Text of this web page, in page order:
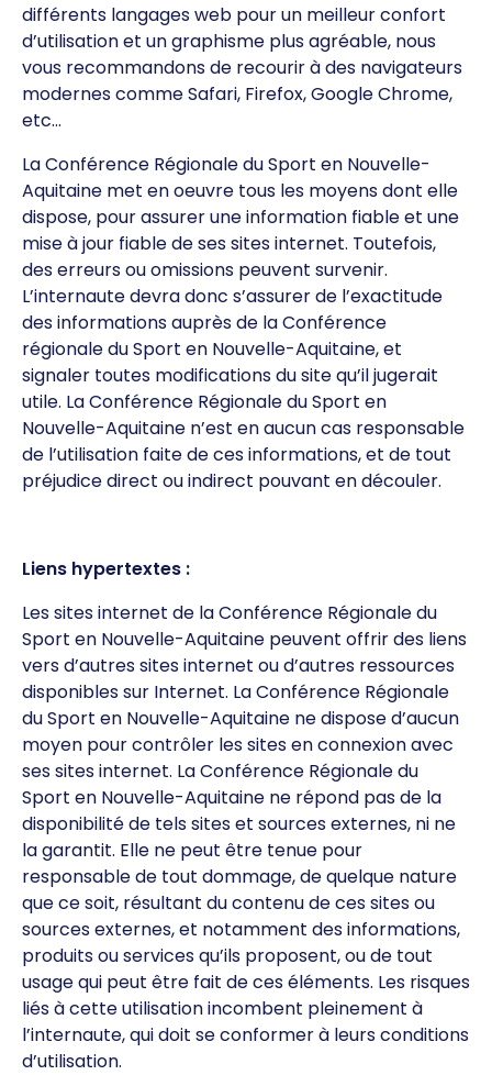
différents langages web pour un meilleur confort
d’utilisation et un graphisme plus agréable, nous
vous recommandons de recourir à des navigateurs
modernes comme Safari, Firefox, Google Chrome,
etc…
La Conférence Régionale du Sport en Nouvelle-
Aquitaine met en oeuvre tous les moyens dont elle
dispose, pour assurer une information fiable et une
mise à jour fiable de ses sites internet. Toutefois,
des erreurs ou omissions peuvent survenir.
L’internaute devra donc s’assurer de l’exactitude
des informations auprès de la Conférence
régionale du Sport en Nouvelle-Aquitaine, et
signaler toutes modifications du site qu’il jugerait
utile. La Conférence Régionale du Sport en
Nouvelle-Aquitaine n’est en aucun cas responsable
de l’utilisation faite de ces informations, et de tout
préjudice direct ou indirect pouvant en découler.
Liens hypertextes :
Les sites internet de la Conférence Régionale du
Sport en Nouvelle-Aquitaine peuvent offrir des liens
vers d’autres sites internet ou d’autres ressources
disponibles sur Internet. La Conférence Régionale
du Sport en Nouvelle-Aquitaine ne dispose d’aucun
moyen pour contrôler les sites en connexion avec
ses sites internet. La Conférence Régionale du
Sport en Nouvelle-Aquitaine ne répond pas de la
disponibilité de tels sites et sources externes, ni ne
la garantit. Elle ne peut être tenue pour
responsable de tout dommage, de quelque nature
que ce soit, résultant du contenu de ces sites ou
sources externes, et notamment des informations,
produits ou services qu’ils proposent, ou de tout
usage qui peut être fait de ces éléments. Les risques
liés à cette utilisation incombent pleinement à
l’internaute, qui doit se conformer à leurs conditions
d’utilisation.